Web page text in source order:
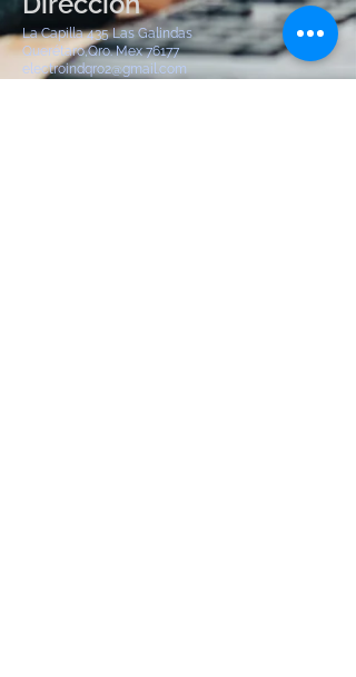
La Capilla 435 Las Galindas
Querétaro,Qro. Mex 76177
electroindqro2@gmail.com